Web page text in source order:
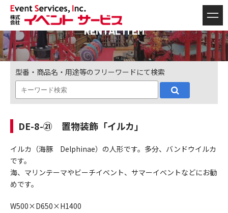
RENTAL ITEM
型番・商品名・用途等のフリーワードにて検索
DE-8-㉑ 置物装飾「イルカ」
イルカ（海豚 Delphinae）の人形です。多分、バンドウイルカ
です。
海、マリンテーマやビーチイベント、サマーイベントなどにお勧
めです。
W500×D650×H1400